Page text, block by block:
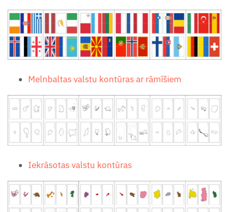
Melnbaltas valstu kontūras ar rāmīšiem
Iekrāsotas valstu kontūras